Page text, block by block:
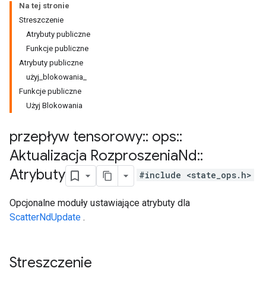
Na tej stronie
Streszczenie
Atrybuty publiczne
Funkcje publiczne
Atrybuty publiczne
użyj_blokowania_
Funkcje publiczne
Użyj Blokowania
przepływ tensorowy:: ops::
Aktualizacja RozproszeniaNd::
Atrybuty
#include <state_ops.h>
Opcjonalne moduły ustawiające atrybuty dla
ScatterNdUpdate .
Streszczenie